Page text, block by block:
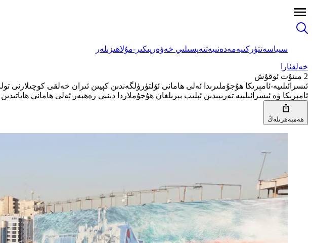
سىياسەتتۈركىيەمەدەنىيەتتەپسىلىي خەۋەر پىكىر-مۇلاھىزىلەر
خەلقئارا
2 مىنۇت ئوقۇش
ئىسرائىلىيە-ئامېرىكا ھۇجۇملىرىدا ئەلى ھامانى ئۆلتۈرۈلگەندىن كېيىن ئىران خەلقى كوچىلارنى
ئامېرىكا ۋە ئىسرائىلىيە تەرىپىدىن ئېلىپ بېرىلغان ھۇجۇملاردا دىنىي رەھبەر ئەلى ھامانى
ھەمبەھرىلەڭ